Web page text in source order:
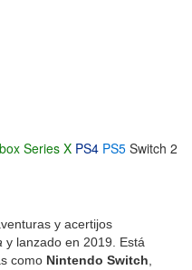
Series X PS4 PS5 Switch 2
y acertijos
y lanzado en 2019. Está
como Nintendo Switch,